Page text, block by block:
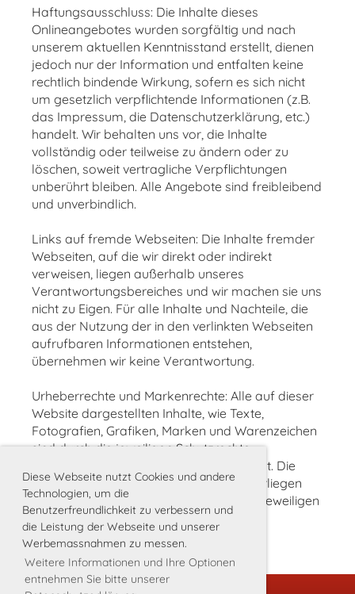
Diese Webseite nutzt Cookies und andere
Technologien, um die
Benutzerfreundlichkeit zu verbessern und
die Leistung der Webseite und unserer
Werbemassnahmen zu messen.
Weitere Informationen und Ihre Optionen
entnehmen Sie bitte unserer
Haftungsausschluss: Die Inhalte dieses
Onlineangebotes wurden sorgfältig und nach
unserem aktuellen Kenntnisstand erstellt, dienen
jedoch nur der Information und entfalten keine
rechtlich bindende Wirkung, sofern es sich nicht
um gesetzlich verpflichtende Informationen (z.B.
das Impressum, die Datenschutzerklärung, etc.)
handelt. Wir behalten uns vor, die Inhalte
vollständig oder teilweise zu ändern oder zu
löschen, soweit vertragliche Verpflichtungen
unberührt bleiben. Alle Angebote sind freibleibend
und unverbindlich.
Links auf fremde Webseiten: Die Inhalte fremder
Webseiten, auf die wir direkt oder indirekt
verweisen, liegen außerhalb unseres
Verantwortungsbereiches und wir machen sie uns
nicht zu Eigen. Für alle Inhalte und Nachteile, die
aus der Nutzung der in den verlinkten Webseiten
aufrufbaren Informationen entstehen,
übernehmen wir keine Verantwortung.
Urheberrechte und Markenrechte: Alle auf dieser
Website dargestellten Inhalte, wie Texte,
Fotografien, Grafiken, Marken und Warenzeichen
sind durch die jeweiligen Schutzrechte
(Urheberrechte, Markenrechte) geschützt. Die
Verwendung, Vervielfältigung usw. unterliegen
unseren Rechten oder den Rechten der jeweiligen
Urheber bzw. Rechteinhaber.